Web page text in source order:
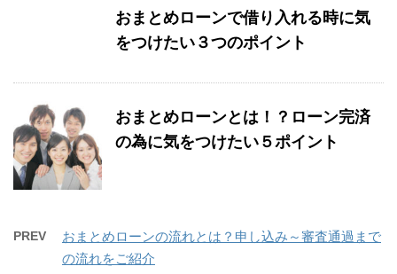
おまとめローンで借り入れる時に気
をつけたい３つのポイント
おまとめローンとは！？ローン完済
の為に気をつけたい５ポイント
PREV
おまとめローンの流れとは？申し込み～審査通過まで
の流れをご紹介